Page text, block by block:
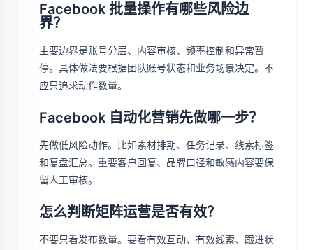
Facebook 批量操作有哪些风险边
界？
主要边界是账号分层、内容审核、频率控制和异常暂
停。具体做法要根据团队账号状态和业务场景决定。不
应只追求动作数量。
Facebook 自动化营销先做哪一步？
先做低风险动作。比如素材排期、任务记录、线索标签
和复盘汇总。重要客户回复、品牌口径和敏感内容要保
留人工审核。
怎么判断矩阵运营是否有效？
不要只看发布数量。要看有效互动、有效线索、跟进状